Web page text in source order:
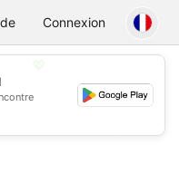
Connexion
💕